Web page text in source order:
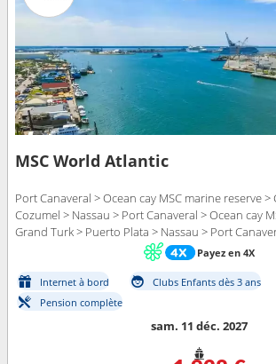
MSC World Atlantic
Port Canaveral > Ocean cay MSC marine reserve >
Cozumel > Nassau > Port Canaveral > Ocean cay
Grand Turk > Puerto Plata > Nassau > Port
Payez en 4X
Internet à bord Clubs Enfants dès 3 ans
Pension complète
sam. 11 déc. 2027